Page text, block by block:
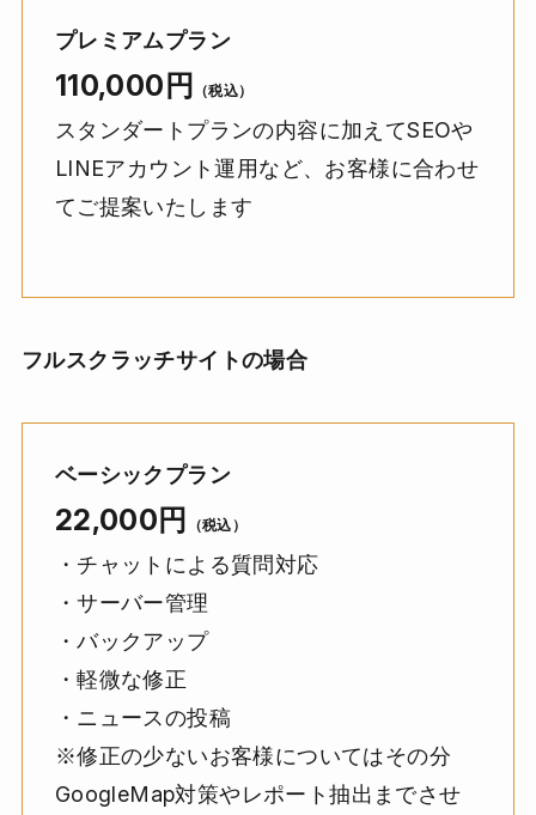
プレミアムプラン
110,000 円 （税込）
スタンダートプランの内容に加えてSEOや
LINEアカウント運用など、お客様に合わせ
てご提案いたします
フルスクラッチサイトの場合
ベーシックプラン
22,000円 （税込）
・チャットによる質問対応
・サーバー管理
・バックアップ
・軽微な修正
・ニュースの投稿
※修正の少ないお客様についてはその分
GoogleMap対策やレポート抽出までさせ